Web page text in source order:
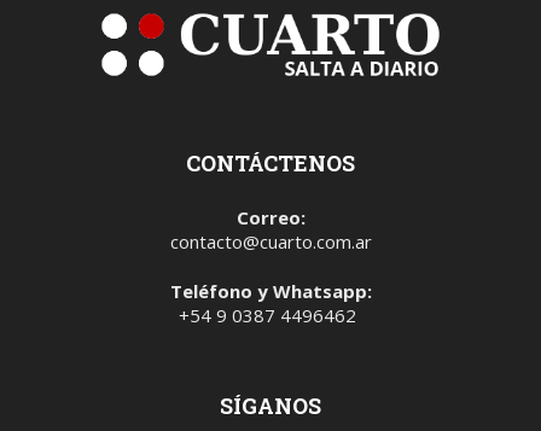
CONTÁCTENOS
Correo:
contacto@cuarto.com.ar
Teléfono y Whatsapp:
+54 9 0387 4496462
SÍGANOS